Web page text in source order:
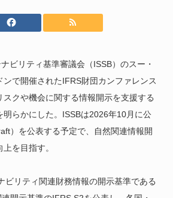
ビリティ基準審議会（ISSB）のスー・
ンで開催されたIFRS財団カンファレンス
スクや機会に関する情報開示を支援する
明らかにした。ISSBは2026年10月に公
）を公表する予定で、自然関連情報開
を目指す。
ビリティ関連財務情報の開示基準である